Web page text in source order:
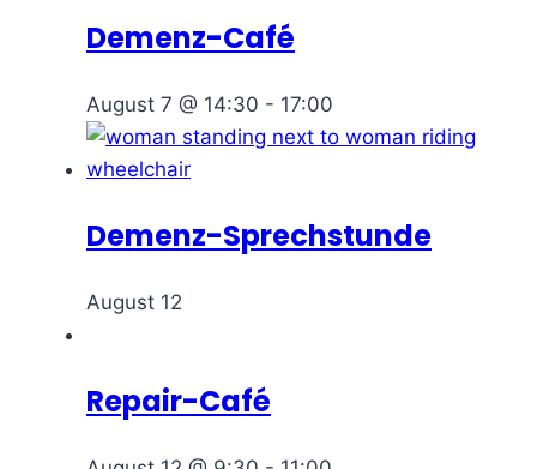
Demenz-Café
August 7 @ 14:30 - 17:00
Demenz-Sprechstunde
August 12
Repair-Café